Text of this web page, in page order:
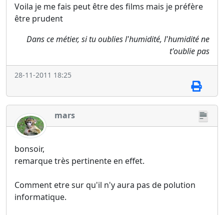
Voila je me fais peut être des films mais je préfère
être prudent
Dans ce métier, si tu oublies l'humidité, l'humidité ne
t'oublie pas
28-11-2011 18:25
mars
bonsoir,
remarque très pertinente en effet.
Comment etre sur qu'il n'y aura pas de polution
informatique.